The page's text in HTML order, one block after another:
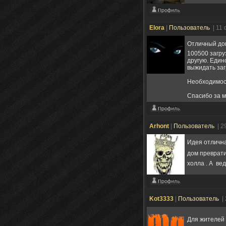
Elora Пользователь |
Отличный
100500
другую.
выжидать
Спасибо за
Arhont Пользователь |
Идея
дом
холла . А
Kot3333 Пользователь
Для жителей